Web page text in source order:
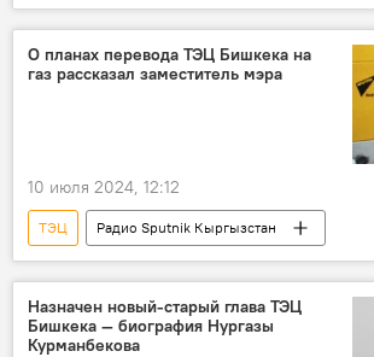
строительство
Турция
О планах перевода ТЭЦ Бишкека на
газ рассказал заместитель мэра
10 июля 2024, 12:12
ТЭЦ
Радио Sputnik Кыргызстан
Кыргызстан
Бишкек
мэрия
Назначен новый-старый глава ТЭЦ
Бишкека — биография Нургазы
Курманбекова